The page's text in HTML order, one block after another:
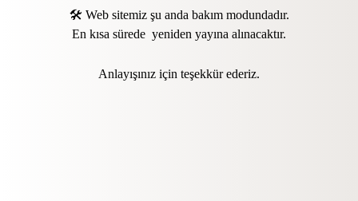
🛠️ Web sitemiz şu anda bakım modundadır.
En kısa sürede yeniden yayına alınacaktır.
Anlayışınız için teşekkür ederiz.